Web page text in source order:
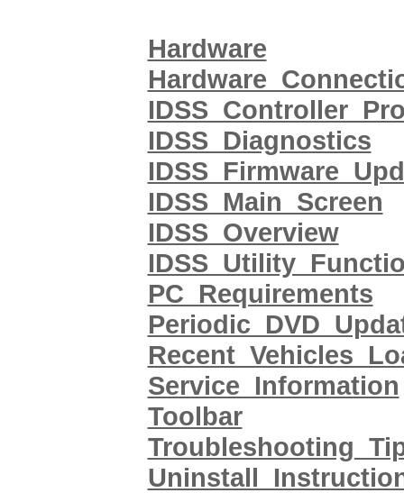
Hardware
IDSS_Diagnostics
IDSS_Main_Screen
IDSS_Overview
PC_Requirements
Service_Information
Toolbar